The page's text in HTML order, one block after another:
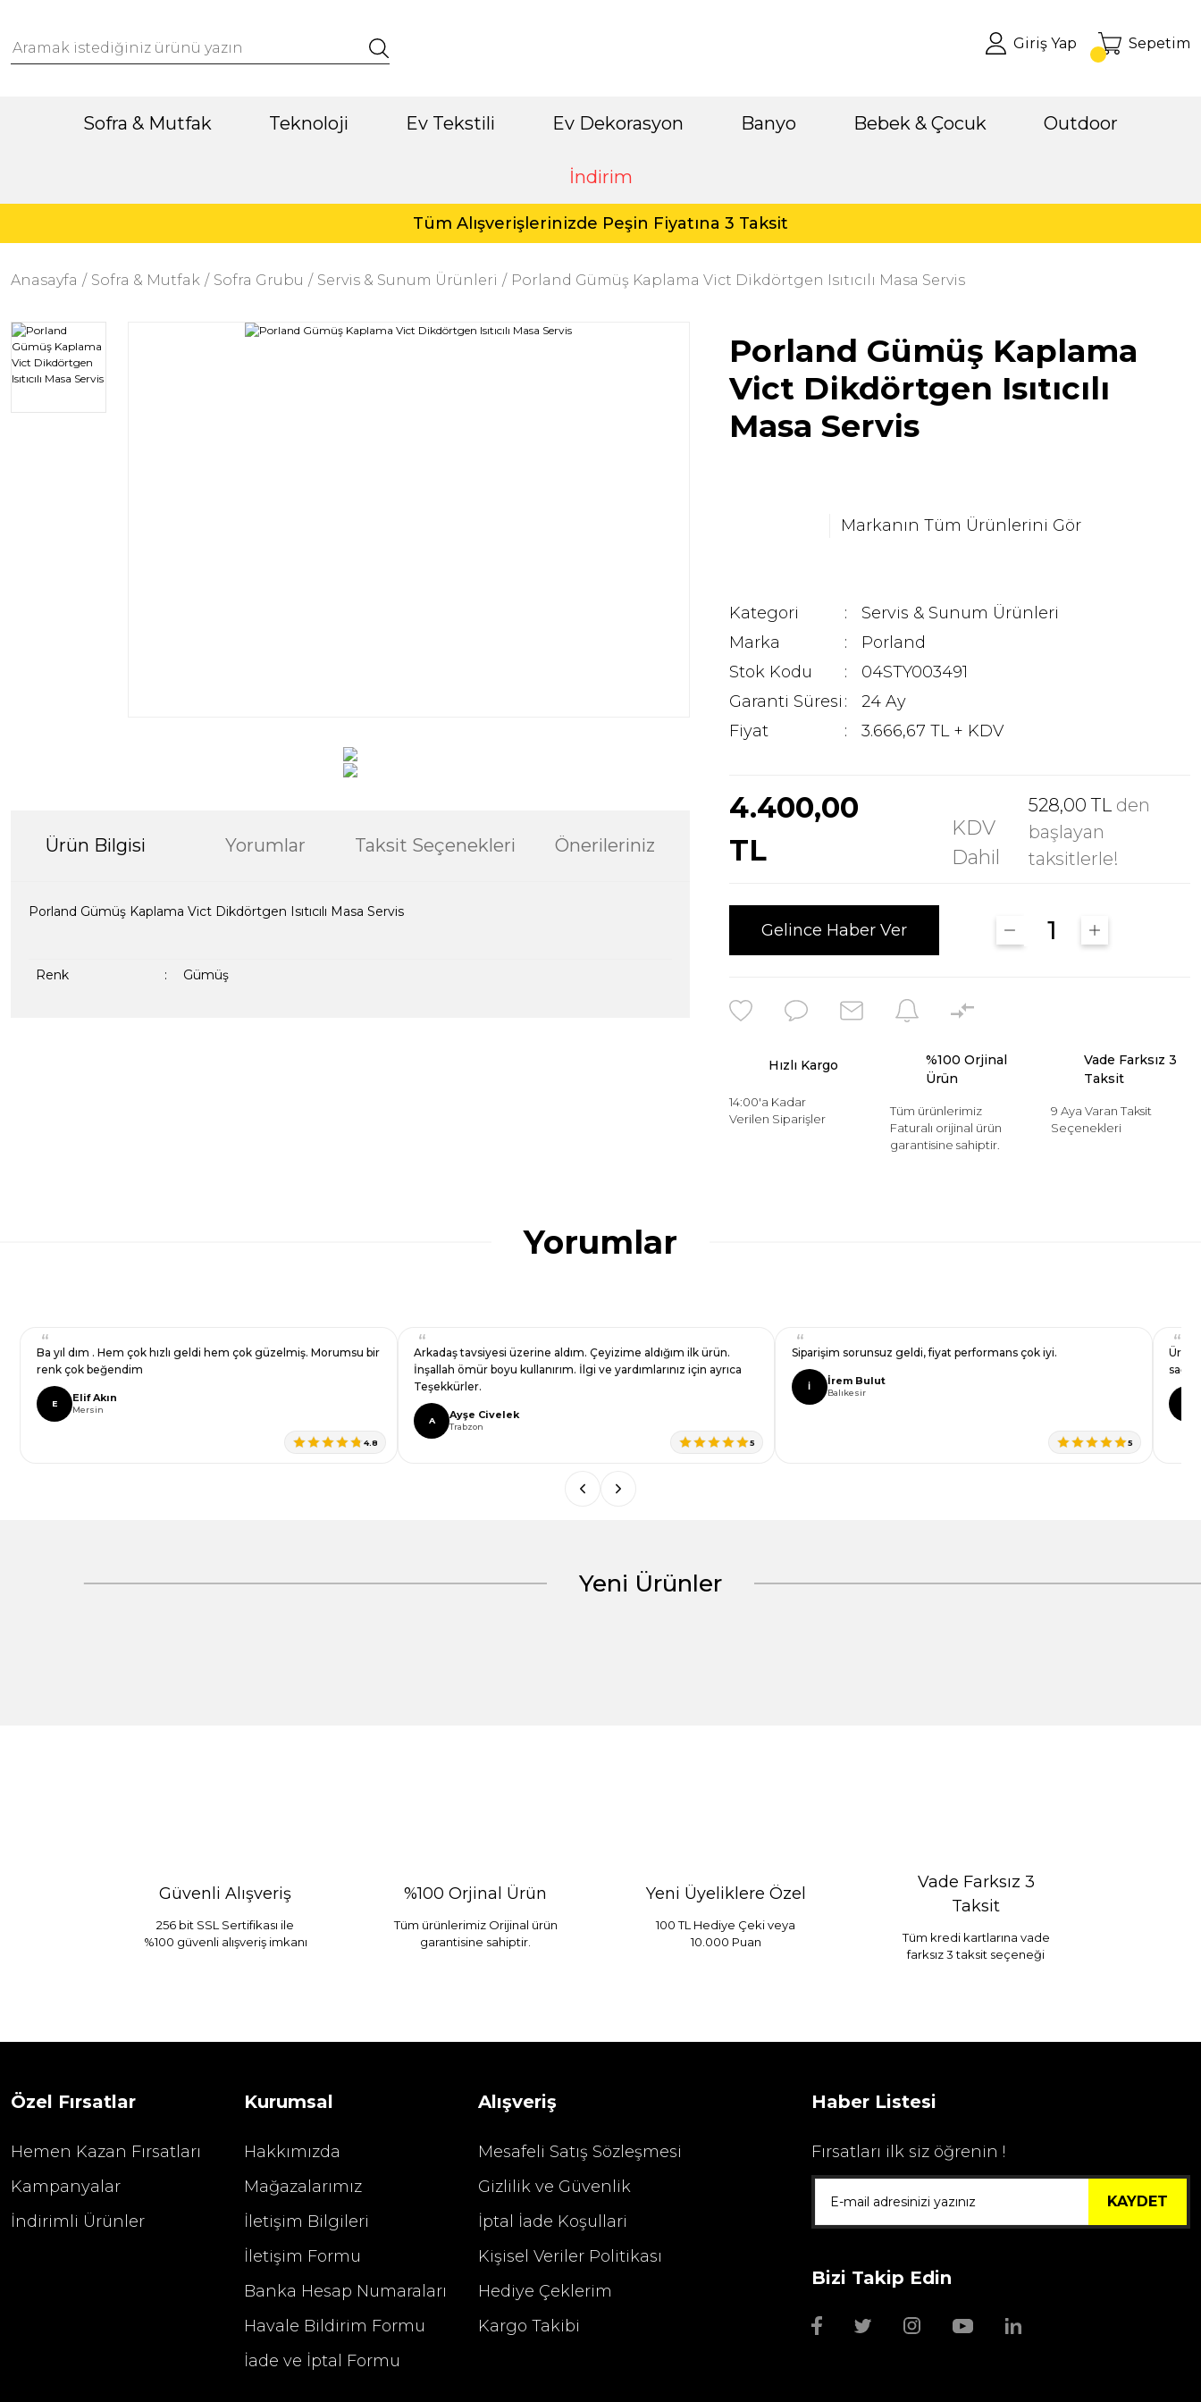
Giriş Yap Sepetim
Sofra & Mutfak Teknoloji Ev Tekstili Ev Dekorasyon Banyo Bebek & Çocuk Outdoor
İndirim
Tüm Alışverişlerinizde Peşin Fiyatına 3 Taksit
Anasayfa Sofra & Mutfak Sofra Grubu Servis & Sunum Ürünleri Porland Gümüş Kaplama Vict Dikdörtgen Isıtıcılı Masa Servis
Ürün Bilgisi Yorumlar Taksit Seçenekleri Önerileriniz
Porland Gümüş Kaplama Vict Dikdörtgen Isıtıcılı Masa Servis
Renk : Gümüş
Porland Gümüş Kaplama
Vict Dikdörtgen Isıtıcılı
Masa Servis
Markanın Tüm Ürünlerini Gör
Kategori
Servis & Sunum Ürünleri
Marka
Porland
Stok Kodu
04STY003491
Garanti Süresi
24 Ay
Fiyat
3.666,67 TL + KDV
4.400,00
TL
KDV
Dahil
528,00 TL den
başlayan
taksitlerle!
Gelince Haber Ver
Hızlı Kargo
14:00'a Kadar
Verilen Siparişler
%100 Orjinal
Ürün
Tüm ürünlerimiz
Faturalı orijinal ürün
garantisine sahiptir.
Vade Farksız 3
Taksit
9 Aya Varan Taksit
Seçenekleri
Yorumlar
Ba yıl dım . Hem çok hızlı geldi hem çok güzelmiş. Morumsu bir
renk çok beğendim
E Elif Akın
Mersin
4.8
Arkadaş tavsiyesi üzerine aldım. Çeyizime aldığım ilk ürün.
İnşallah ömür boyu kullanırım. İlgi ve yardımlarınız için ayrıca
Teşekkürler.
A Ayşe Civelek
Trabzon
5
Siparişim sorunsuz geldi, fiyat performans çok iyi.
İ İrem Bulut
Balıkesir
5
Ürün
Yeni Ürünler
2.400,00 TL 1.680,00 TL
Wmf Bıçak Bileyi
Güvenli Alışveriş
256 bit SSL Sertifikası ile
%100 güvenli alışveriş imkanı
%100 Orjinal Ürün
Tüm ürünlerimiz Orijinal ürün
garantisine sahiptir.
Yeni Üyeliklere Özel
100 TL Hediye Çeki veya
10.000 Puan
Vade Farksız 3
Taksit
Tüm kredi kartlarına vade
farksız 3 taksit seçeneği
Özel Fırsatlar
Hemen Kazan Fırsatları
Kampanyalar
İndirimli Ürünler
Kurumsal
Hakkımızda
Mağazalarımız
İletişim Bilgileri
İletişim Formu
Banka Hesap Numaraları
Havale Bildirim Formu
İade ve İptal Formu
Alışveriş
Mesafeli Satış Sözleşmesi
Gizlilik ve Güvenlik
İptal İade Koşullari
Kişisel Veriler Politikası
Hediye Çeklerim
Kargo Takibi
Haber Listesi
Fırsatları ilk siz öğrenin !
KAYDET
Bizi Takip Edin